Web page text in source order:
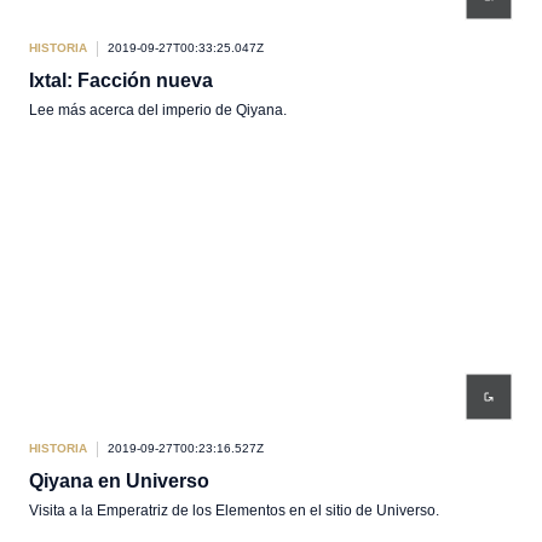
HISTORIA 2019-09-27T00:33:25.047Z
Ixtal: Facción nueva
Lee más acerca del imperio de Qiyana.
HISTORIA 2019-09-27T00:23:16.527Z
Qiyana en Universo
Visita a la Emperatriz de los Elementos en el sitio de Universo.